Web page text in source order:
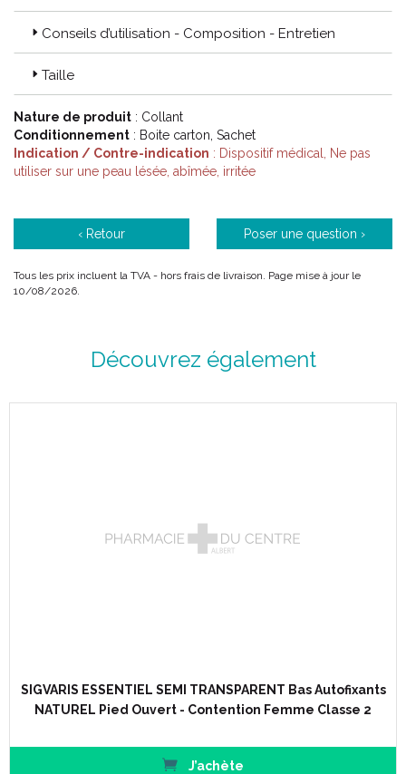
Code ACL : 1005250/ 1005255 / 1005251 / 1005256 / 1005252
/ 1005257 / 1005253 / 1005258 / 1005257 / 1005254 / 1005259
Code EAN : 3611610052500 / 3611610052555 / 3611610052517
3611610052531 / 3611610052586 / 3611610052548 /
3611610052593
Conseils d’utilisation - Composition - Entretien
Taille
Nature de produit : Collant
Conditionnement : Boite carton, Sachet
Indication / Contre-indication : Dispositif médical, Ne pas
utiliser sur une peau lésée, abîmée, irritée
‹ Retour Poser une question ›
Tous les prix incluent la TVA - hors frais de livraison. Page mise à jour le
10/08/2026.
Découvrez également
SIGVARIS ESSENTIEL SEMI TRANSPARENT Bas Autofixants
NATUREL Pied Ouvert - Contention Femme Classe 2
J’achète